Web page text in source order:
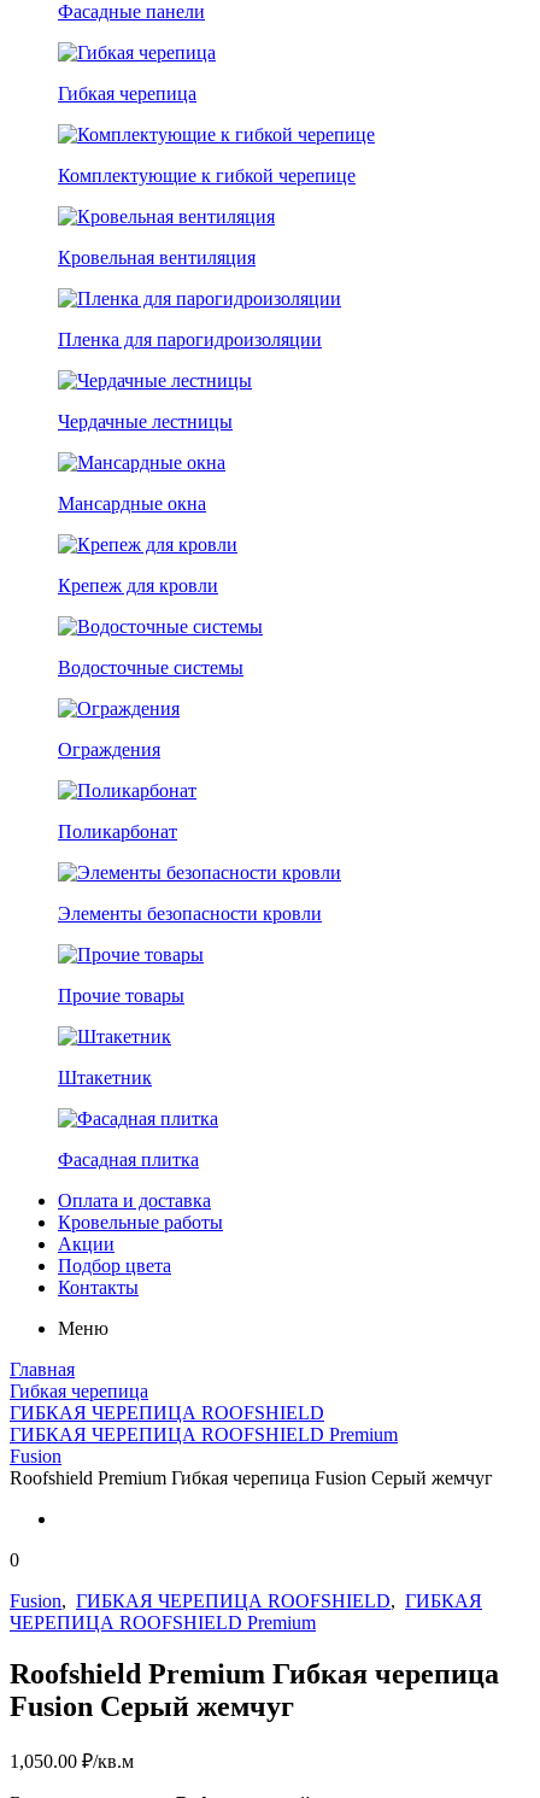
Фасадные панели
Гибкая черепица
Комплектующие к гибкой черепице
Кровельная вентиляция
Пленка для парогидроизоляции
Чердачные лестницы
Мансардные окна
Крепеж для кровли
Водосточные системы
Ограждения
Поликарбонат
Элементы безопасности кровли
Прочие товары
Штакетник
Фасадная плитка
Оплата и доставка
Кровельные работы
Акции
Подбор цвета
Контакты
Меню
Главная
Гибкая черепица
ГИБКАЯ ЧЕРЕПИЦА ROOFSHIELD
ГИБКАЯ ЧЕРЕПИЦА ROOFSHIELD Premium
Fusion
Roofshield Premium Гибкая черепица Fusion Серый жемчуг
0
Fusion, ГИБКАЯ ЧЕРЕПИЦА ROOFSHIELD, ГИБКАЯ
ЧЕРЕПИЦА ROOFSHIELD Premium
Roofshield Premium Гибкая черепица
Fusion Серый жемчуг
1,050.00 ₽/кв.м